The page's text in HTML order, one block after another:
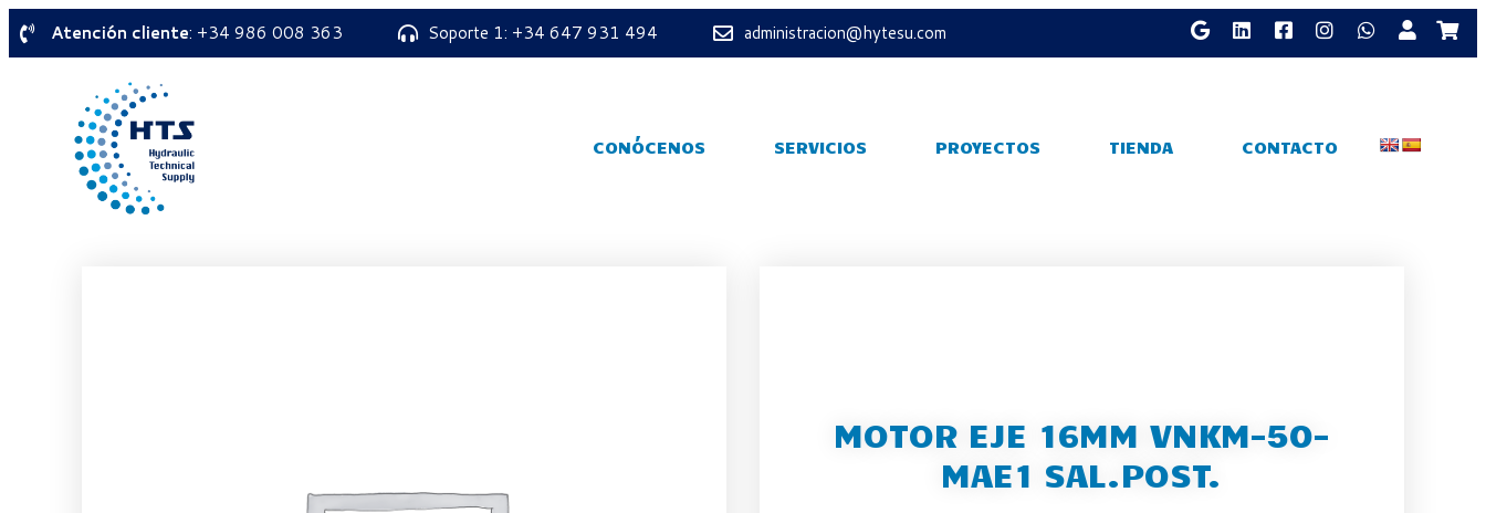
Atención cliente: +34 986 008 363 Soporte 1: +34 647 931 494 administracion@hytesu.com
CONÓCENOS SERVICIOS PROYECTOS TIENDA CONTACTO
MOTOR EJE 16MM VNKM-50-
MAE1 SAL.POST.